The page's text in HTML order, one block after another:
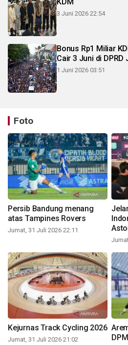
KDM
3 Juni 2026 22:54
Bonus Rp1 Miliar
Cair 3 Juni di DPRD
1 Juni 2026 03:51
Foto
Persib Bandung menang
atas Tampines Rovers
Jumat, 31 Juli 2026 22:11
Kejurnas Track Cycling 2026
Jumat, 31 Juli 2026 21:02